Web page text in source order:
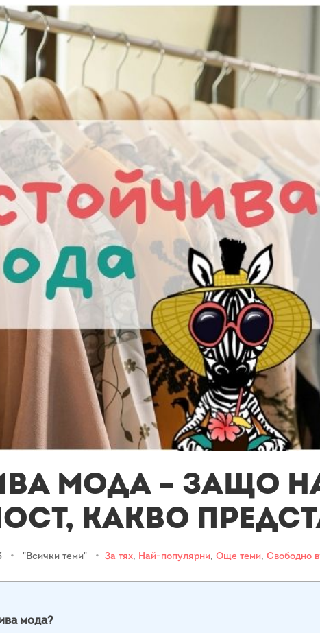
мода – Защо
какво
• "Всички теми" • За тях, Най-популярни, Още теми, Свободно
мода?